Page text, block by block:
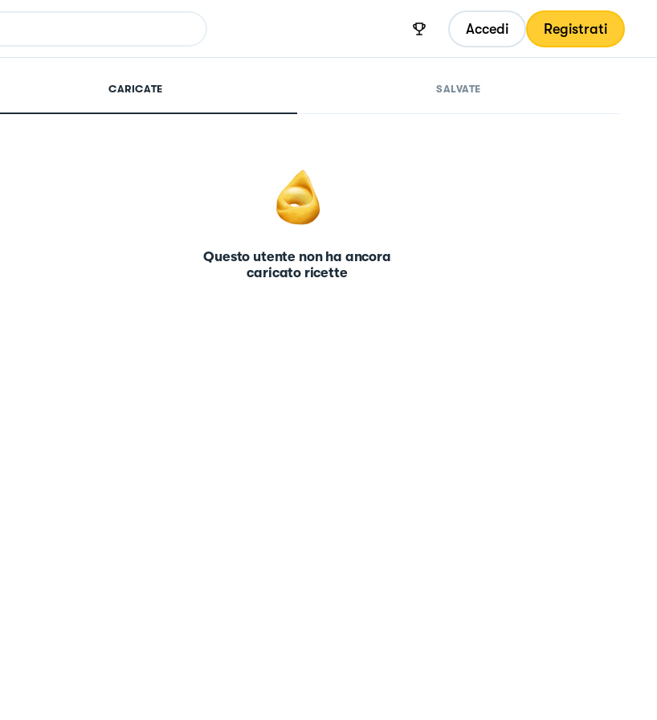
Accedi Registrati
CARICATE SALVATE
Questo utente non ha ancora
caricato ricette